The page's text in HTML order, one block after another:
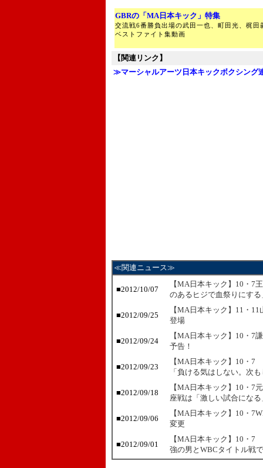
GBRの「MA日本キック」特集
交流戦6番勝負出場の武田一也、町田光、梶
ベストファイト集動画
【関連リンク】
≫マーシャルアーツ日本キックボクシング
≪関連ニュース≫
■2012/10/07
【MA日本キック】10・7
のあるヒジで血祭りにする
■2012/09/25
【MA日本キック】11・
登場
■2012/09/24
【MA日本キック】10・7
予告！
■2012/09/23
【MA日本キック】10・
「負ける気はしない。次
■2012/09/18
【MA日本キック】10・7
座戦は「激しい試合になる
■2012/09/06
【MA日本キック】10・
変更
■2012/09/01
【MA日本キック】10・
強の男とWBCタイトル戦